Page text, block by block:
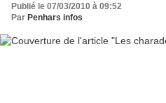
Publié le 07/03/2010 à 09:52
Par Penhars infos